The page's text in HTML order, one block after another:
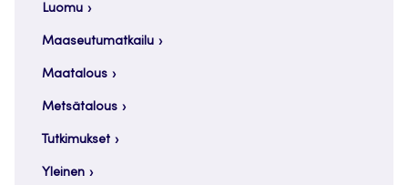
Luomu
Maaseutumatkailu
Maatalous
Metsätalous
Tutkimukset
Yleinen